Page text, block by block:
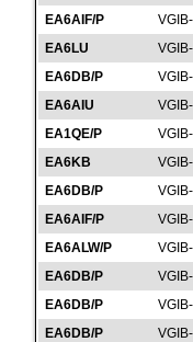
EA6AIF/P
EA6LU
EA6DB/P
EA6AIU
EA1QE/P
EA6KB
EA6DB/P
EA6AIF/P
EA6ALW/P
EA6DB/P
EA6DB/P
EA6DB/P